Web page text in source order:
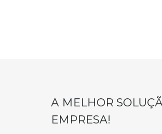
A MELHOR
EMPRESA!